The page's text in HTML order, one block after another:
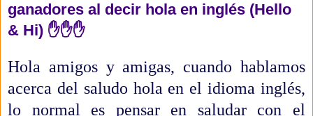
ganadores al decir hola en inglés (Hello
& Hi) ✋✋✋
Hola amigos y amigas, cuando hablamos
acerca del saludo hola en el idioma inglés,
lo normal es pensar en saludar con el